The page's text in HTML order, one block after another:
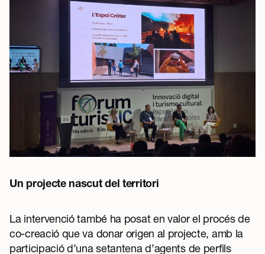
Un projecte nascut del territori
La intervenció també ha posat en valor el procés de
co-creació que va donar origen al projecte, amb la
participació d’una setantena d’agents de perfils